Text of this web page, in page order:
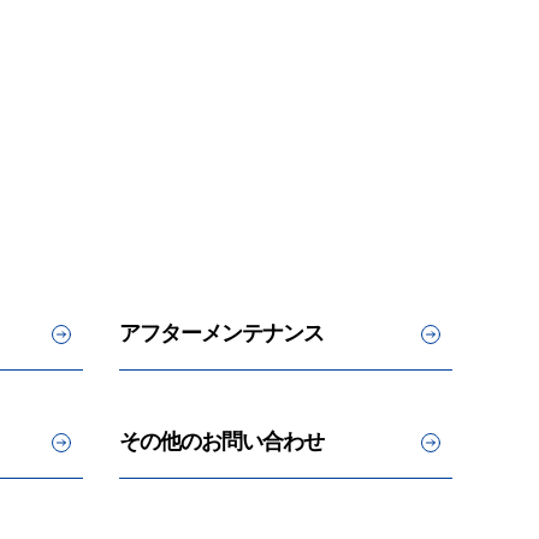
アフターメンテナンス
その他のお問い合わせ